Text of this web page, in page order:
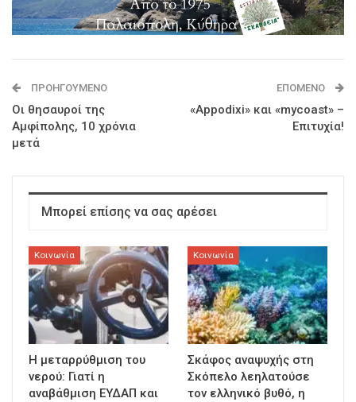
ΠΡΟΗΓΟΎΜΕΝΟ
Oι θησαυροί της
Αμφίπολης, 10 χρόνια
μετά
ΕΠΌΜΕΝΟ
«Appodixi» και «mycoast» –
Επιτυχία!
Μπορεί επίσης να σας αρέσει
Κοινωνία
Η μεταρρύθμιση του
νερού: Γιατί η
αναβάθμιση ΕΥΔΑΠ και
Κοινωνία
Σκάφος αναψυχής στη
Σκόπελο λεηλατούσε
τον ελληνικό βυθό, η